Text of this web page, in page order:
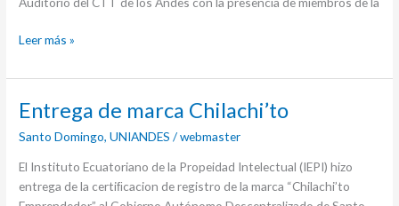
Leer más »
Entrega de marca Chilachi’to
Santo Domingo,UNIANDES /webmaster
El Instituto Ecuatoriano de la Propeidad Intelectual (IEPI) hizo
entrega de la certiﬁcacion de registro de la marca “Chilachi’to
Entrega
marca
Chilachi’to